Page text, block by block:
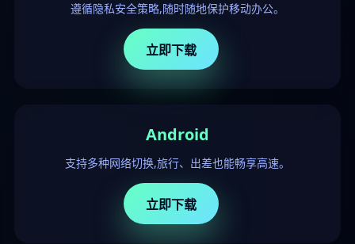
遵循隐私安全策略,随时随地保护移动办公。
立即下载
Android
支持多种网络切换,旅行、出差也能畅享高速。
立即下载